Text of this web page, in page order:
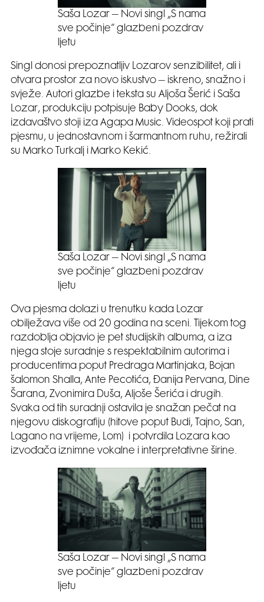
Saša Lozar – Novi singl „S nama
sve počinje“ glazbeni pozdrav
ljetu
Singl donosi prepoznatljiv Lozarov senzibilitet, ali i
otvara prostor za novo iskustvo – iskreno, snažno i
svježe. Autori glazbe i teksta su Aljoša Šerić i Saša
Lozar, produkciju potpisuje Baby Dooks, dok
izdavaštvo stoji iza Agapa Music. Videospot koji prati
pjesmu, u jednostavnom i šarmantnom ruhu, režirali
su Marko Turkalj i Marko Kekić.
Saša Lozar – Novi singl „S nama
sve počinje“ glazbeni pozdrav
ljetu
Ova pjesma dolazi u trenutku kada Lozar
obilježava više od 20 godina na sceni. Tijekom tog
razdoblja objavio je pet studijskih albuma, a iza
njega stoje suradnje s respektabilnim autorima i
producentima poput Predraga Martinjaka, Bojan
šalomon Shalla, Ante Pecotića, Đanija Pervana, Dine
Šarana, Zvonimira Duša, Aljoše Šerića i drugih.
Svaka od tih suradnji ostavila je snažan pečat na
njegovu diskografiju (hitove poput Budi, Tajno, San,
Lagano na vrijeme, Lom) i potvrdila Lozara kao
izvođača iznimne vokalne i interpretativne širine.
Saša Lozar – Novi singl „S nama
sve počinje“ glazbeni pozdrav
ljetu